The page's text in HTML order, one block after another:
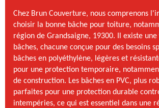
Chez Brun Couverture, nous comprenons
choisir la bonne bâche pour toiture,
région de Grandsaigne, 19300. Il existe
bâches, chacune conçue pour des besoins
bâches en polyéthylène, légères et
pour une protection temporaire,
de construction. Les bâches en PVC, plus
parfaites pour une protection durable
intempéries, ce qui est essentiel dans une